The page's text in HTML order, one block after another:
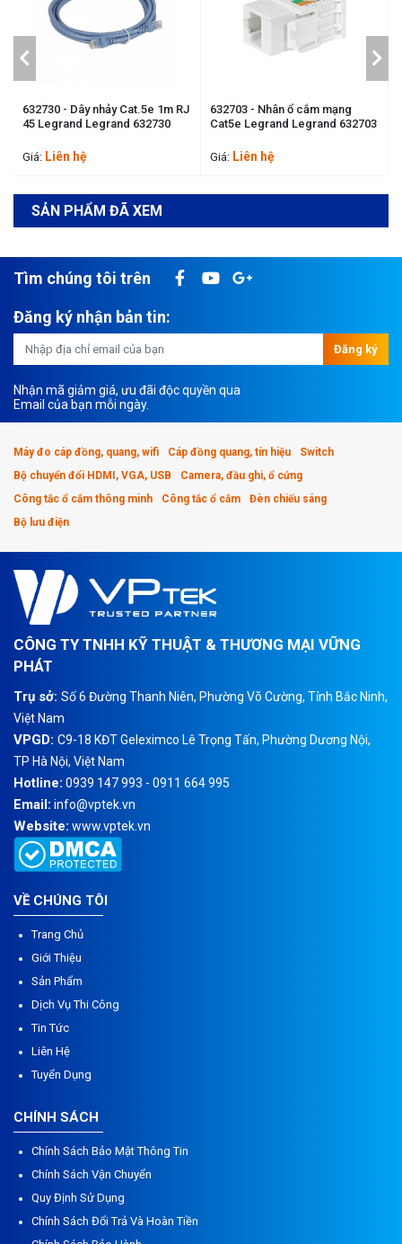
Cat.5e 1m RJ
632730
632703 - Nhân ổ cắm mạng
Cat5e Legrand Legrand 632703
Thanh quản lý cáp
Legrand 1U SJ-
SẢN PHẨM ĐÃ XEM
Tìm chúng tôi trên
Đăng ký nhận bản tin:
Đăng ký
Nhận mã giảm giá, ưu đãi độc quyền qua
Email của bạn mỗi ngày.
Máy đo cáp đồng, quang, wifi Cáp đồng quang, tín hiệu
Switch
Bộ chuyển đổi HDMI, VGA, USB
Camera, đầu ghi, ổ cứng
Công tắc ổ cắm thông minh
Công tắc ổ cắm
Đèn chiếu sáng
Bộ lưu điện
CÔNG TY TNHH KỸ THUẬT & THƯƠNG MẠI VỮNG
PHÁT
Trụ sở: Số 6 Đường Thanh Niên, Phường Võ Cường, Tỉnh Bắc Ninh,
Việt Nam
VPGD: C9-18 KĐT Geleximco Lê Trọng Tấn, Phường Dương Nội,
TP Hà Nội, Việt Nam
Hotline: 0939 147 993 - 0911 664 995
Email: info@vptek.vn
Website: www.vptek.vn
VỀ CHÚNG TÔI
Trang Chủ
Giới Thiệu
Sản Phẩm
Dịch Vụ Thi Công
Tin Tức
Liên Hệ
Tuyển Dụng
CHÍNH SÁCH
Chính Sách Bảo Mật Thông Tin
Chính Sách Vận Chuyển
Quy Định Sử Dụng
Chính Sách Đổi Trả Và Hoàn Tiền